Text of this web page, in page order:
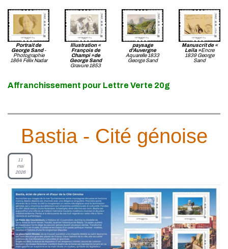
Portrait de
George Sand-
Photographie
1864 Félix Nadar
Illustration «
François de
Champi »de
George Sand
Gravure 1853
paysage
d'Auvergne
Aquarelle 1833
George Sand
Manuscrit de «
Leila »Encre
1839 George
Sand
Affranchissement pour Lettre Verte 20g
Bastia - Cité génoise
11
mai
2026